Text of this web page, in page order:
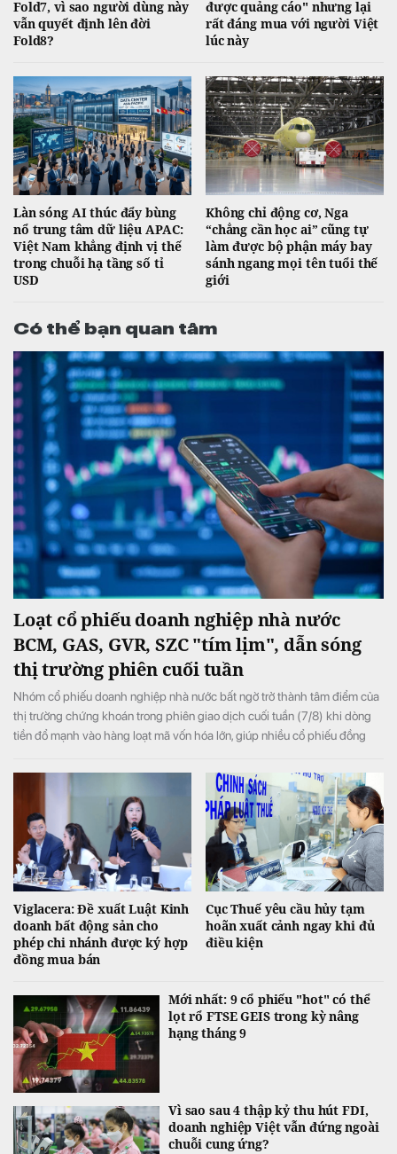
Fold7, vì sao người dùng này
vẫn quyết định lên đời
Fold8?
được quảng cáo" nhưng lại
rất đáng mua với người Việt
lúc này
Làn sóng AI thúc đẩy bùng
nổ trung tâm dữ liệu APAC:
Việt Nam khẳng định vị thế
trong chuỗi hạ tầng số tỉ
USD
Không chỉ động cơ, Nga
“chẳng cần học ai” cũng tự
làm được bộ phận máy bay
sánh ngang mọi tên tuổi thế
giới
Có thể bạn quan tâm
Loạt cổ phiếu doanh nghiệp nhà nước
BCM, GAS, GVR, SZC "tím lịm", dẫn sóng
thị trường phiên cuối tuần
Nhóm cổ phiếu doanh nghiệp nhà nước bất ngờ trở thành tâm điểm của
thị trường chứng khoán trong phiên giao dịch cuối tuần (7/8) khi dòng
tiền đổ mạnh vào hàng loạt mã vốn hóa lớn, giúp nhiều cổ phiếu đồng
trong sắc đỏ.
Viglacera: Đề xuất Luật Kinh
doanh bất động sản cho
phép chi nhánh được ký hợp
đồng mua bán
Cục Thuế yêu cầu hủy tạm
hoãn xuất cảnh ngay khi đủ
điều kiện
Mới nhất: 9 cổ phiếu "hot" có thể
lọt rổ FTSE GEIS trong kỳ nâng
hạng tháng 9
Vì sao sau 4 thập kỷ thu hút FDI,
doanh nghiệp Việt vẫn đứng ngoài
chuỗi cung ứng?